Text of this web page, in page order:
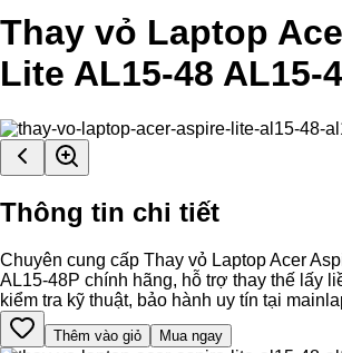
Thay vỏ Laptop
Lite AL15-48 AL15-
Thông tin chi tiết
Chuyên cung cấp Thay vỏ Laptop Acer
AL15-48P chính hãng, hỗ trợ thay thế lấy
kiểm tra kỹ thuật, bảo hành uy tín tại
Thêm vào giỏ Mua ngay